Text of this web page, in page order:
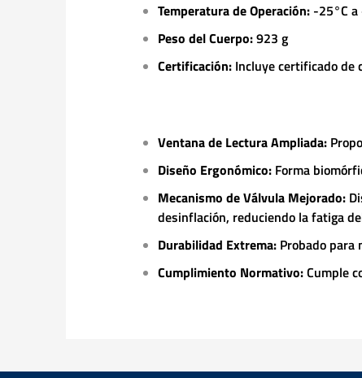
Temperatura de Operación: -25°C a
Peso del Cuerpo:923 g
Certificación: Incluye certificado de
Ventana de Lectura Ampliada:
Diseño Ergonómico: Forma
Mecanismo de Válvula Mejorado:
desinflación, reduciendo la fatiga
Durabilidad Extrema: Probado para
Cumplimiento Normativo:Cumple